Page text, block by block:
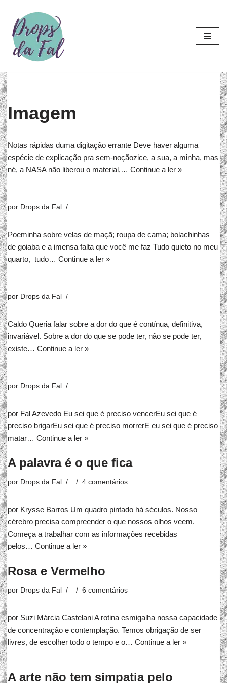
Pular
para
conteúdo
Imagem
Notas rápidas duma digitação errante Deve haver alguma
espécie de explicação pra sem-noçãozice, a sua, a minha, mas
né, a NASA não liberou o material,… Continue a ler »
por Drops da Fal
Poeminha sobre velas de maçã; roupa de cama; bolachinhas
de goiaba e a imensa falta que você me faz Tudo quieto no meu
quarto, tudo… Continue a ler »
por Drops da Fal
Caldo Queria falar sobre a dor do que é contínua, definitiva,
invariável. Sobre a dor do que se pode ter, não se pode ter,
existe… Continue a ler »
por Drops da Fal
por Fal Azevedo Eu sei que é preciso vencerEu sei que é
preciso brigarEu sei que é preciso morrerE eu sei que é preciso
matar… Continue a ler »
A palavra é o que fica
por Drops da Fal 4 comentários
por Krysse Barros Um quadro pintado há séculos. Nosso
cérebro precisa compreender o que nossos olhos veem.
Começa a trabalhar com as informações recebidas
pelos… Continue a ler »
Rosa e Vermelho
por Drops da Fal 6 comentários
por Suzi Márcia Castelani A rotina esmigalha nossa capacidade
de concentração e contemplação. Temos obrigação de ser
livres, de escolher todo o tempo e o… Continue a ler »
A arte não tem simpatia pelo